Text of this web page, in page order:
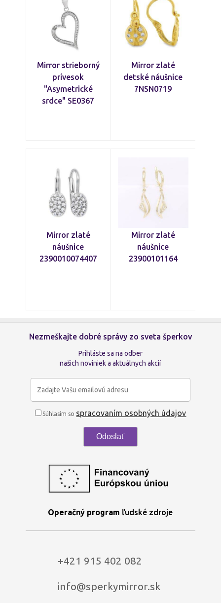
Mirror strieborný
prívesok
"Asymetrické
srdce" SE0367
Mirror zlaté
detské náušnice
7NSN0719
Mirror zlaté
náušnice
2390010074407
Mirror zlaté
náušnice
23900101164
Nezmeškajte dobré správy zo sveta šperkov
Prihláste sa na odber
našich noviniek a aktuálnych akcií
Súhlasím so spracovaním osobných údajov
Operačný program ľudské zdroje
+421 915 402 082
info@sperkymirror.sk